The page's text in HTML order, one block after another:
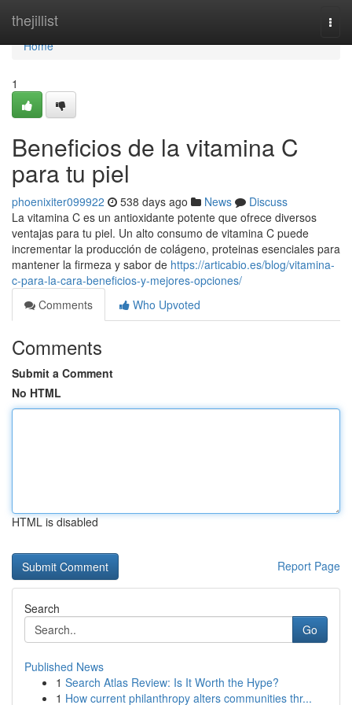
thejillist
Home
Home
1
Beneficios de la vitamina C
para tu piel
phoenixiter099922 538 days ago News
Discuss
La vitamina C es un antioxidante potente que ofrece diversos
ventajas para tu piel. Un alto consumo de vitamina C puede
incrementar la producción de colágeno, proteinas esenciales para
mantener la firmeza y sabor de https://articabio.es/blog/vitamina-
c-para-la-cara-beneficios-y-mejores-opciones/
Comments
Who Upvoted
Comments
Submit a Comment
No HTML
HTML is disabled
Report Page
Search
Go
Published News
1 Search Atlas Review: Is It Worth the Hype?
1 How current philanthropy alters communities thr...